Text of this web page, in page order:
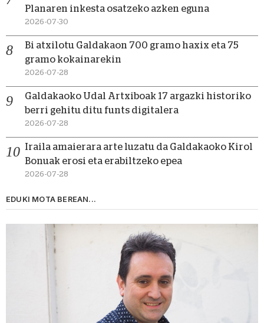
Planaren inkesta osatzeko azken eguna
2026-07-30
Bi atxilotu Galdakaon 700 gramo haxix eta 75
gramo kokainarekin
2026-07-28
Galdakaoko Udal Artxiboak 17 argazki historiko
berri gehitu ditu funts digitalera
2026-07-28
Iraila amaierara arte luzatu da Galdakaoko Kirol
Bonuak erosi eta erabiltzeko epea
2026-07-28
EDUKI MOTA BEREAN...